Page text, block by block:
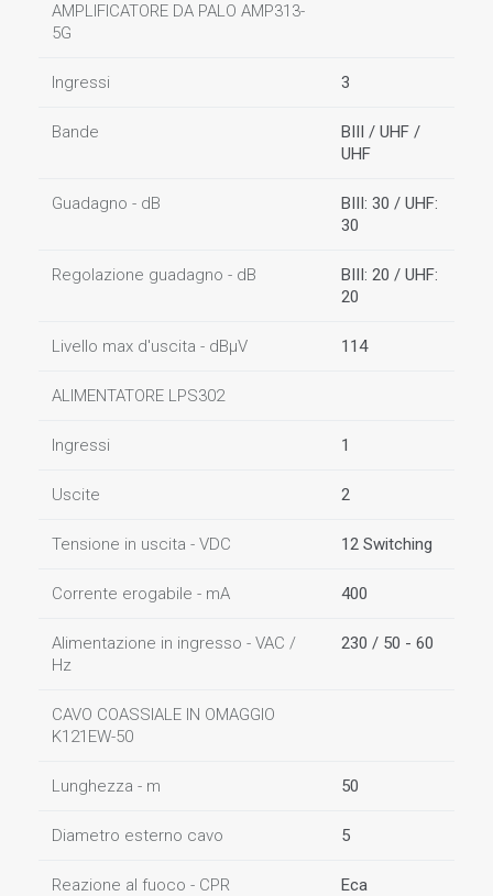
AMPLIFICATORE DA PALO AMP313-
5G
Ingressi 3
Bande
BIII / UHF /
UHF
Guadagno - dB
BIII: 30 / UHF:
30
Regolazione guadagno - dB
BIII: 20 / UHF:
20
Livello max d'uscita - dBµV 114
ALIMENTATORE LPS302
Ingressi 1
Uscite 2
Tensione in uscita - VDC 12 Switching
Corrente erogabile - mA 400
Alimentazione in ingresso - VAC /
Hz
230 / 50 - 60
CAVO COASSIALE IN OMAGGIO
K121EW-50
Lunghezza - m 50
Diametro esterno cavo 5
Reazione al fuoco - CPR Eca